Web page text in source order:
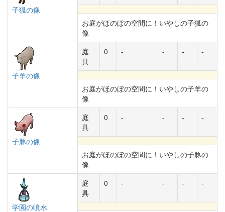
子狐の像
お庭がほのぼの空間に！いやしの子狐の
像
子羊の像
庭
具
0 - - - -
お庭がほのぼの空間に！いやしの子羊の
像
子豚の像
庭
具
0 - - - -
お庭がほのぼの空間に！いやしの子豚の
像
学園の噴水
庭
具
0 - - - -